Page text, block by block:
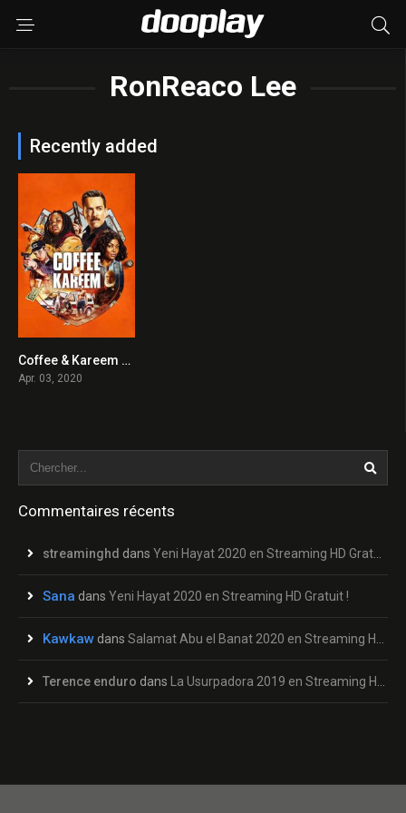
RonReaco Lee
Recently added
5.1Coffee & Kareem 2020 en Streaming HD Gratuit !
Apr. 03, 2020
Commentaires récents
streaminghd dans Yeni Hayat 2020 en Streaming HD Gratuit !
Sana dans Yeni Hayat 2020 en Streaming HD Gratuit !
Kawkaw dans Salamat Abu el Banat 2020 en Streaming HD Gratuit !
Terence enduro dans La Usurpadora 2019 en Streaming HD Gratuit !